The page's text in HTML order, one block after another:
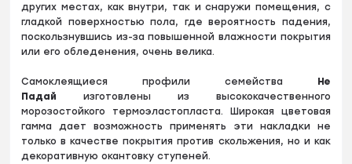
других местах, как внутри, так и снаружи помещения, с
гладкой поверхностью пола, где вероятность падения,
поскользнувшись из-за повышенной влажности покрытия
или его обледенения, очень велика.
Cамоклеящиеся профили семейства
Не
Падай
изготовлены из высококачественного
морозостойкого термоэластопласта. Широкая цветовая
гамма дает возможность применять эти накладки не
только в качестве покрытия против скольжения, но и как
декоративную окантовку ступеней.